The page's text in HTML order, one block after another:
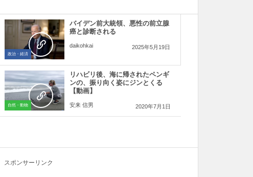
政治・経済
バイデン前大統領、悪性の前立腺
癌と診断される
daikohkai 2025年5月19日
自然・動物
リハビリ後、海に帰されたペンギ
ンの、振り向く姿にジンとくる
【動画】
安来 信男 2020年7月1日
スポンサーリンク